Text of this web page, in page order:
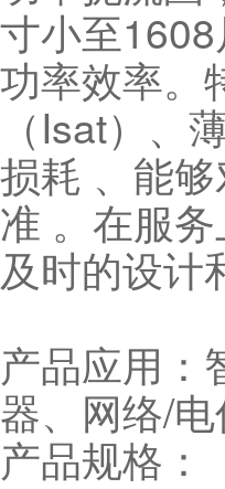
寸小至
功率效率。
（Isat）
损耗 、能
准 。在服
及时的设计
产品应用：
器、网络/
产品规格：